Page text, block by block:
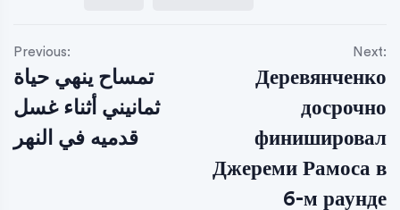
Previous:
تمساح ينهي حياة
ثمانيني أثناء غسل
قدميه في النهر
Next:
Деревянченко
досрочно
финишировал
Джереми Рамоса в
6-м раунде